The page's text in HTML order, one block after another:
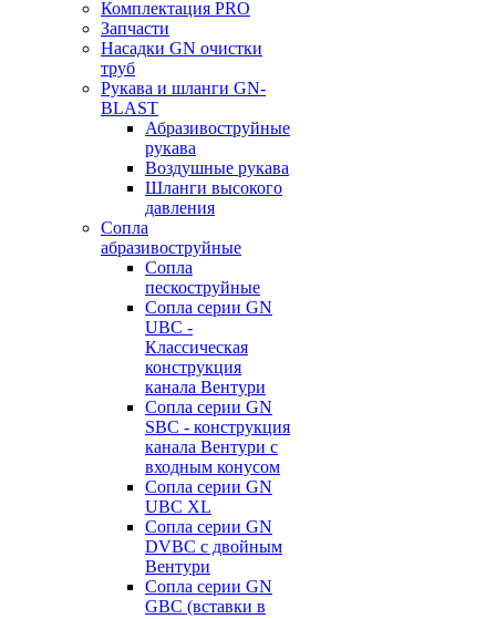
Комплектация PRO
Запчасти
Насадки GN очистки
труб
Рукава и шланги GN-
BLAST
Абразивоструйные
рукава
Воздушные рукава
Шланги высокого
давления
Сопла
абразивоструйные
Сопла
пескоструйные
Сопла серии GN
UBC -
Классическая
конструкция
канала Вентури
Сопла серии GN
SBC - конструкция
канала Вентури c
входным конусом
Сопла серии GN
UBC XL
Сопла серии GN
DVBC с двойным
Вентури
Сопла серии GN
GBC (вставки в